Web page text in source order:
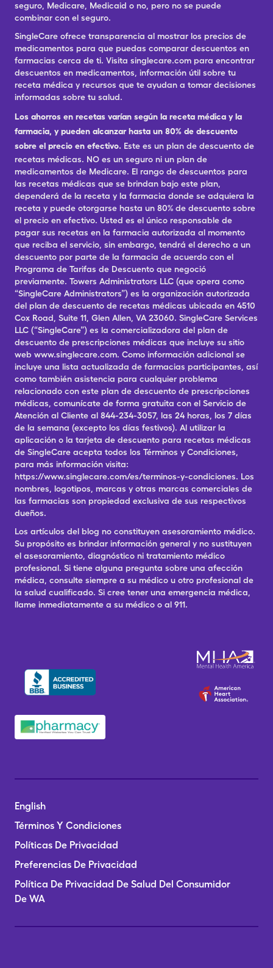
seguro, Medicare, Medicaid o no, pero no se puede
combinar con el seguro.
SingleCare ofrece transparencia al mostrar los precios de
medicamentos para que puedas comparar descuentos en
farmacias cerca de ti. Visita singlecare.com para encontrar
descuentos en medicamentos, información útil sobre tu
receta médica y recursos que te ayudan a tomar decisiones
informadas sobre tu salud.
Los ahorros en recetas varían según la receta médica y la
farmacia, y pueden alcanzar hasta un 80% de descuento
sobre el precio en efectivo. Este es un plan de descuento de
recetas médicas. NO es un seguro ni un plan de
medicamentos de Medicare. El rango de descuentos para
las recetas médicas que se brindan bajo este plan,
dependerá de la receta y la farmacia donde se adquiera la
receta y puede otorgarse hasta un 80% de descuento sobre
el precio en efectivo. Usted es el único responsable de
pagar sus recetas en la farmacia autorizada al momento
que reciba el servicio, sin embargo, tendrá el derecho a un
descuento por parte de la farmacia de acuerdo con el
Programa de Tarifas de Descuento que negoció
previamente. Towers Administrators LLC (que opera como
“SingleCare Administrators”) es la organización autorizada
del plan de descuento de recetas médicas ubicada en 4510
Cox Road, Suite 11, Glen Allen, VA 23060. SingleCare Services
LLC (“SingleCare”) es la comercializadora del plan de
descuento de prescripciones médicas que incluye su sitio
web www.singlecare.com. Como información adicional se
incluye una lista actualizada de farmacias participantes, así
como también asistencia para cualquier problema
relacionado con este plan de descuento de prescripciones
médicas, comunícate de forma gratuita con el Servicio de
Atención al Cliente al 844-234-3057, las 24 horas, los 7 días
de la semana (excepto los días festivos). Al utilizar la
aplicación o la tarjeta de descuento para recetas médicas
de SingleCare acepta todos los Términos y Condiciones,
para más información visita:
https://www.singlecare.com/es/terminos-y-condiciones. Los
nombres, logotipos, marcas y otras marcas comerciales de
las farmacias son propiedad exclusiva de sus respectivos
dueños.
Los artículos del blog no constituyen asesoramiento médico.
Su propósito es brindar información general y no sustituyen
el asesoramiento, diagnóstico ni tratamiento médico
profesional. Si tiene alguna pregunta sobre una afección
médica, consulte siempre a su médico u otro profesional de
la salud cualificado. Si cree tener una emergencia médica,
llame inmediatamente a su médico o al 911.
English
Términos Y Condiciones
Políticas De Privacidad
Preferencias De Privacidad
Política De Privacidad De Salud Del Consumidor
De WA